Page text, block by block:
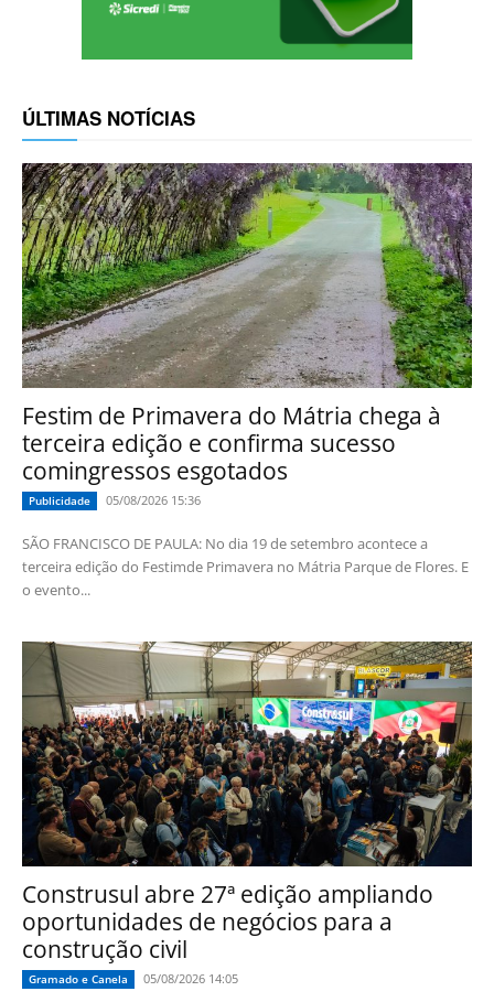
ÚLTIMAS NOTÍCIAS
Festim de Primavera do Mátria chega à
terceira edição e confirma sucesso
comingressos esgotados
Publicidade 05/08/2026 15:36
SÃO FRANCISCO DE PAULA: No dia 19 de setembro acontece a
terceira edição do Festimde Primavera no Mátria Parque de Flores. E
o evento...
Construsul abre 27ª edição ampliando
oportunidades de negócios para a
construção civil
Gramado e Canela 05/08/2026 14:05